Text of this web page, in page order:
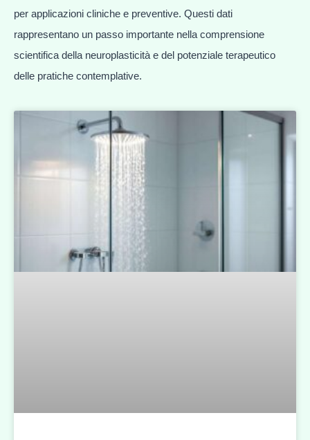
per applicazioni cliniche e preventive. Questi dati
rappresentano un passo importante nella comprensione
scientifica della neuroplasticità e del potenziale terapeutico
delle pratiche contemplative.